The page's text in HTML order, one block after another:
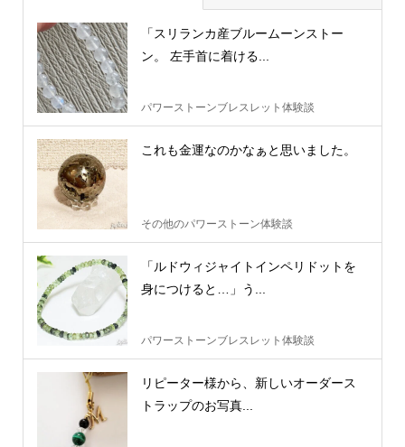
「スリランカ産ブルームーンストー
ン。 左手首に着ける...
パワーストーンブレスレット体験談
これも金運なのかなぁと思いました。
その他のパワーストーン体験談
「ルドウィジャイトインペリドットを
身につけると…」う...
パワーストーンブレスレット体験談
リピーター様から、新しいオーダース
トラップのお写真...